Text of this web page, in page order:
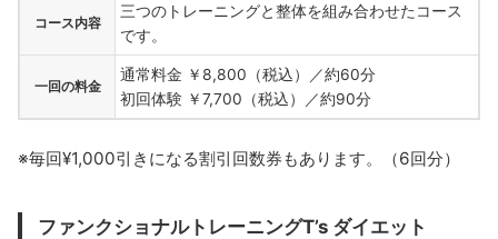
コース内容
三つのトレーニングと整体を組み合わせたコース
です。
一回の料金
通常料金 ￥8,800（税込）／約60分
初回体験 ￥7,700（税込）／約90分
※毎回¥1,000引きになる割引回数券もあります。（6回分）
ファンクショナルトレーニングT’s ダイエット